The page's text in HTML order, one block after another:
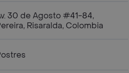
30 de Agosto #41-84,
Risaralda, Colombia